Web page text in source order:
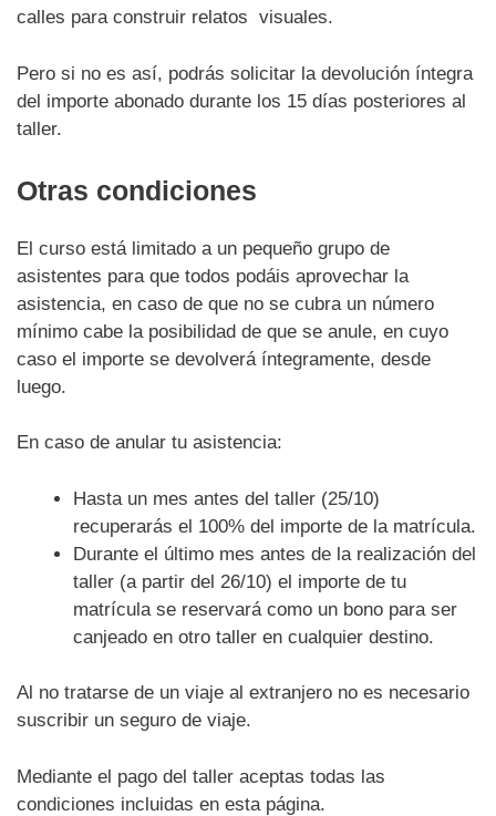
calles para construir relatos visuales.
Pero si no es así, podrás solicitar la devolución íntegra
del importe abonado durante los 15 días posteriores al
taller.
Otras condiciones
El curso está limitado a un pequeño grupo de
asistentes para que todos podáis aprovechar la
asistencia, en caso de que no se cubra un número
mínimo cabe la posibilidad de que se anule, en cuyo
caso el importe se devolverá íntegramente, desde
luego.
En caso de anular tu asistencia:
Hasta un mes antes del taller (25/10)
recuperarás el 100% del importe de la matrícula.
Durante el último mes antes de la realización del
taller (a partir del 26/10) el importe de tu
matrícula se reservará como un bono para ser
canjeado en otro taller en cualquier destino.
Al no tratarse de un viaje al extranjero no es necesario
suscribir un seguro de viaje.
Mediante el pago del taller aceptas todas las
condiciones incluidas en esta página.